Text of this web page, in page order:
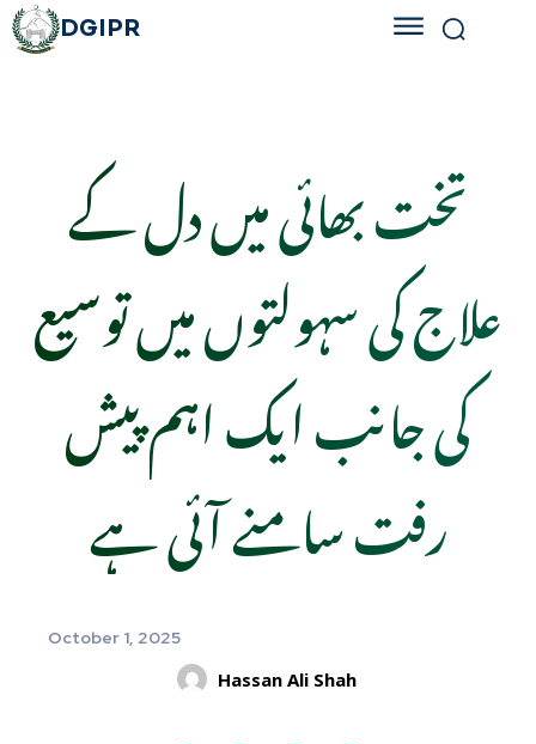
DGIPR
تخت بھائی میں دل کے
علاج کی سہولتوں میں توسیع
کی جانب ایک اہم پیش
رفت سامنے آئی ہے
October 1, 2025
Hassan Ali Shah